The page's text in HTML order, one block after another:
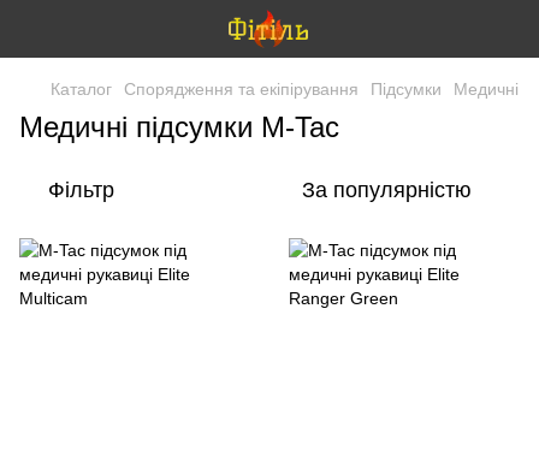
Каталог Спорядження та екіпірування Підсумки Медичні
Медичні підсумки M-Tac
Фільтр За популярністю